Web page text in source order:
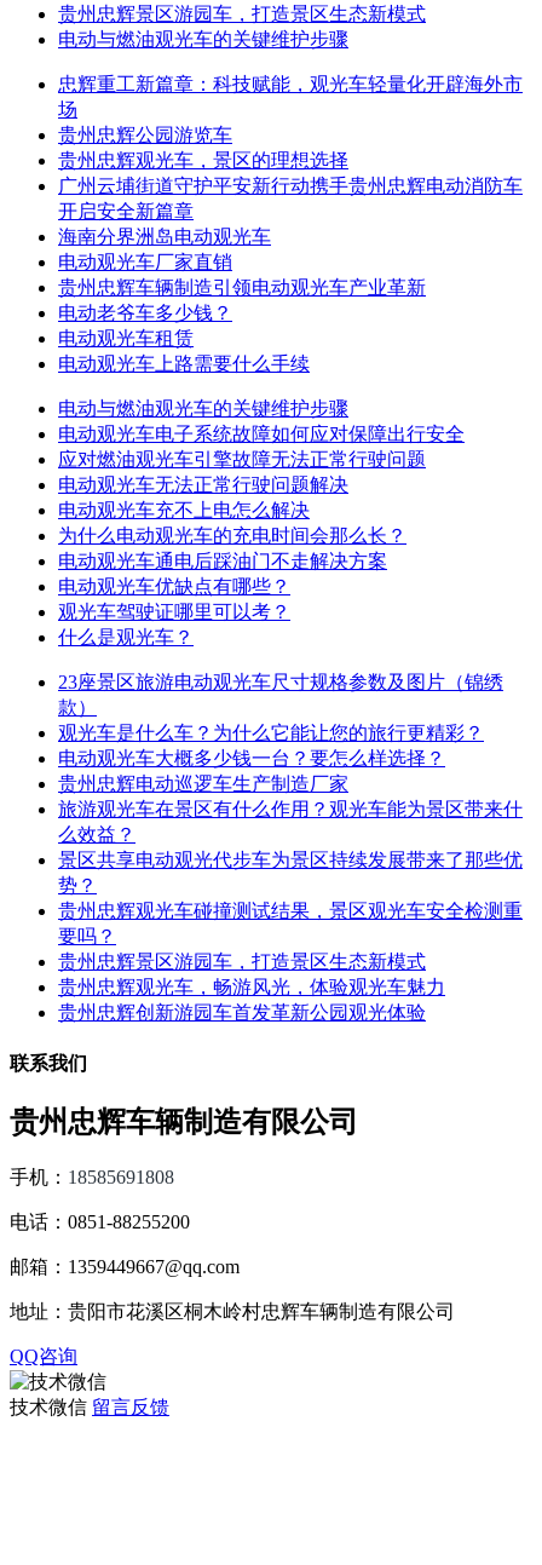
贵州忠辉景区游园车，打造景区生态新模式
电动与燃油观光车的关键维护步骤
忠辉重工新篇章：科技赋能，观光车轻量化开辟海外市
场
贵州忠辉公园游览车
贵州忠辉观光车，景区的理想选择
广州云埔街道守护平安新行动携手贵州忠辉电动消防车
开启安全新篇章
海南分界洲岛电动观光车
电动观光车厂家直销
贵州忠辉车辆制造引领电动观光车产业革新
电动老爷车多少钱？
电动观光车租赁
电动观光车上路需要什么手续
电动与燃油观光车的关键维护步骤
电动观光车电子系统故障如何应对保障出行安全
应对燃油观光车引擎故障无法正常行驶问题
电动观光车无法正常行驶问题解决
电动观光车充不上电怎么解决
为什么电动观光车的充电时间会那么长？
电动观光车通电后踩油门不走解决方案
电动观光车优缺点有哪些？
观光车驾驶证哪里可以考？
什么是观光车？
23座景区旅游电动观光车尺寸规格参数及图片（锦绣
款）
观光车是什么车？为什么它能让您的旅行更精彩？
电动观光车大概多少钱一台？要怎么样选择？
贵州忠辉电动巡逻车生产制造厂家
旅游观光车在景区有什么作用？观光车能为景区带来什
么效益？
景区共享电动观光代步车为景区持续发展带来了那些优
势？
贵州忠辉观光车碰撞测试结果，景区观光车安全检测重
要吗？
贵州忠辉景区游园车，打造景区生态新模式
贵州忠辉观光车，畅游风光，体验观光车魅力
贵州忠辉创新游园车首发革新公园观光体验
联系我们
贵州忠辉车辆制造有限公司
手机： 18585691808
电话：0851-88255200
邮箱：1359449667@qq.com
地址：贵阳市花溪区桐木岭村忠辉车辆制造有限公司
QQ咨询
技术微信 留言反馈